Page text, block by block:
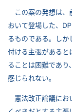
この案の発想は、
おいて登場した、
るものである。しか
付ける主張がある
ることは困難であり
感じられない。
憲法改正論議にお